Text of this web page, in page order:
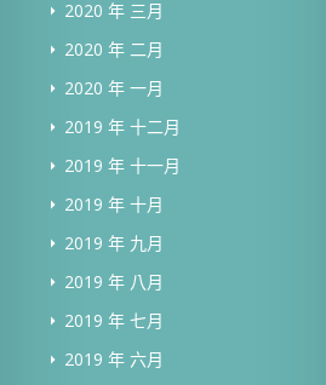
2020 年 三月
2020 年 二月
2020 年 一月
2019 年 十二月
2019 年 十一月
2019 年 十月
2019 年 九月
2019 年 八月
2019 年 七月
2019 年 六月